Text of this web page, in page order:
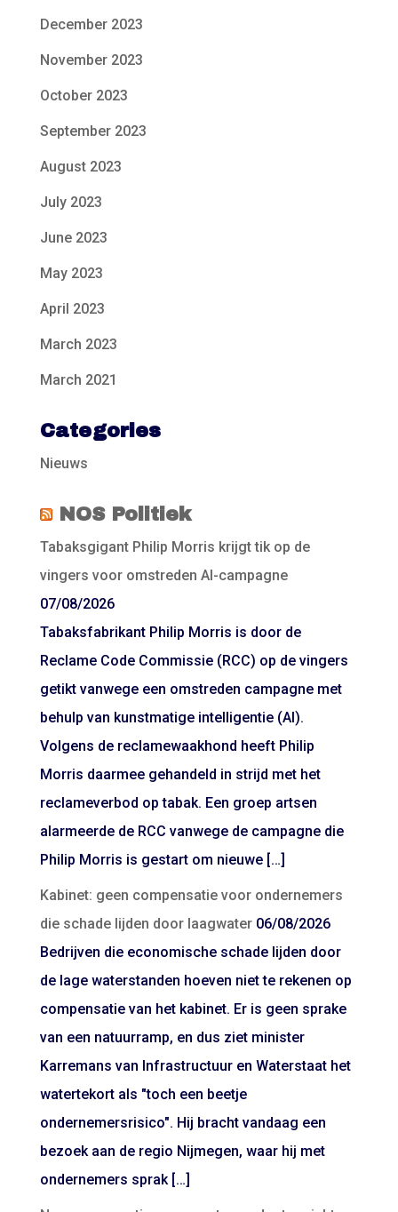
December 2023
November 2023
October 2023
September 2023
August 2023
July 2023
June 2023
May 2023
April 2023
March 2023
March 2021
Categories
Nieuws
NOS Politiek
Tabaksgigant Philip Morris krijgt tik op de
vingers voor omstreden AI-campagne
07/08/2026
Tabaksfabrikant Philip Morris is door de
Reclame Code Commissie (RCC) op de vingers
getikt vanwege een omstreden campagne met
behulp van kunstmatige intelligentie (AI).
Volgens de reclamewaakhond heeft Philip
Morris daarmee gehandeld in strijd met het
reclameverbod op tabak. Een groep artsen
alarmeerde de RCC vanwege de campagne die
Philip Morris is gestart om nieuwe […]
Kabinet: geen compensatie voor ondernemers
die schade lijden door laagwater 06/08/2026
Bedrijven die economische schade lijden door
de lage waterstanden hoeven niet te rekenen op
compensatie van het kabinet. Er is geen sprake
van een natuurramp, en dus ziet minister
Karremans van Infrastructuur en Waterstaat het
watertekort als "toch een beetje
ondernemersrisico". Hij bracht vandaag een
bezoek aan de regio Nijmegen, waar hij met
ondernemers sprak […]